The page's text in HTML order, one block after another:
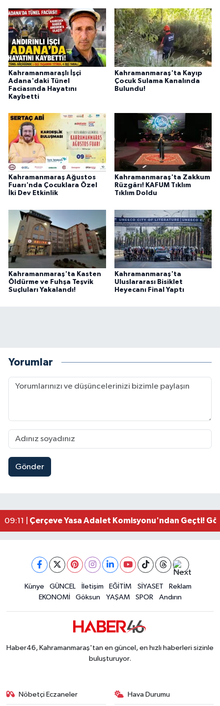
Kahramanmaraşlı İşçi
Adana'daki Tünel
Faciasında Hayatını
Kaybetti
Kahramanmaraş'ta Kayıp
Çocuk Sulama Kanalında
Bulundu!
Kahramanmaraş Ağustos
Fuarı'nda Çocuklara Özel
İki Dev Etkinlik
Kahramanmaraş'ta Zakkum
Rüzgârı! KAFUM Tıklım
Tıklım Doldu
Kahramanmaraş'ta Kasten
Öldürme ve Fuhşa Teşvik
Suçluları Yakalandı!
Kahramanmaraş'ta
Uluslararası Bisiklet
Heyecanı Final Yaptı
Yorumlar
Gönder
17:19 |Kahramanmaraşlı İşçi Adana'daki Tünel
09:11 | Çerçeve Yasa Adalet Komisyonu'ndan Geçti!
09:04 |Kahramanmaraş'taki Okul Saldırısı TBMM
Kahramanmaraş'ta Pusula Maraş Eğitim
Kahramanmaraş'ta Tarım İçin Su Seferberliği
20:02 |Kahramanmaraş'ta 5 Kilometrelik Yolda Sıcak
Künye GÜNCEL İletişim EĞİTİM SİYASET
Reklam
EKONOMİ
Göksun YAŞAM SPOR Andırın
Haber46, Kahramanmaraş'tan en güncel, en hızlı haberleri sizinle
buluşturuyor.
Nöbetçi Eczaneler Hava Durumu
HABERDE İNSAN